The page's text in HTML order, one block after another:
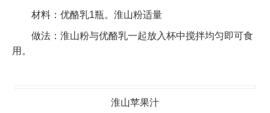
材料：优酪乳1瓶。淮山粉适量
做法：淮山粉与优酪乳一起放入杯中搅拌均匀即可食
用。
淮山苹果汁